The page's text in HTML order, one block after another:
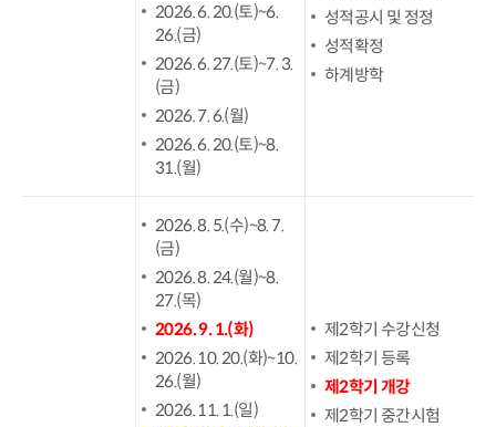
2026. 6. 20.(토)~6.
26.(금)
2026. 6. 27.(토)~7. 3.
(금)
2026. 7. 6.(월)
2026. 6. 20.(토)~8.
31.(월)
성적공시 및 정정
성적확정
하계방학
2026. 8. 5.(수)~8. 7.
(금)
2026. 8. 24.(월)~8.
27.(목)
2026. 9. 1.(화)
2026. 10. 20.(화)~10.
26.(월)
2026. 11. 1.(일)
제2학기 수강신청
제2학기 등록
제2학기 개강
제2학기 중간시험